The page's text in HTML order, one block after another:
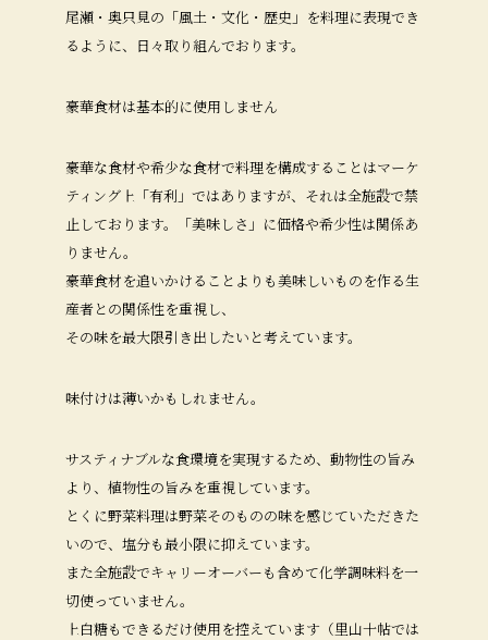
尾瀬・奥只見の「風土・文化・歴史」を料理に表現でき
るように、日々取り組んでおります。
豪華食材は基本的に使用しません
豪華な食材や希少な食材で料理を構成することはマーケ
ティング上「有利」ではありますが、それは全施設で禁
止しております。「美味しさ」に価格や希少性は関係あ
りません。
豪華食材を追いかけることよりも美味しいものを作る生
産者との関係性を重視し、
その味を最大限引き出したいと考えています。
味付けは薄いかもしれません。
サスティナブルな食環境を実現するため、動物性の旨み
より、植物性の旨みを重視しています。
とくに野菜料理は野菜そのものの味を感じていただきた
いので、塩分も最小限に抑えています。
また全施設でキャリーオーバーも含めて化学調味料を一
切使っていません。
上白糖もできるだけ使用を控えています（里山十帖では